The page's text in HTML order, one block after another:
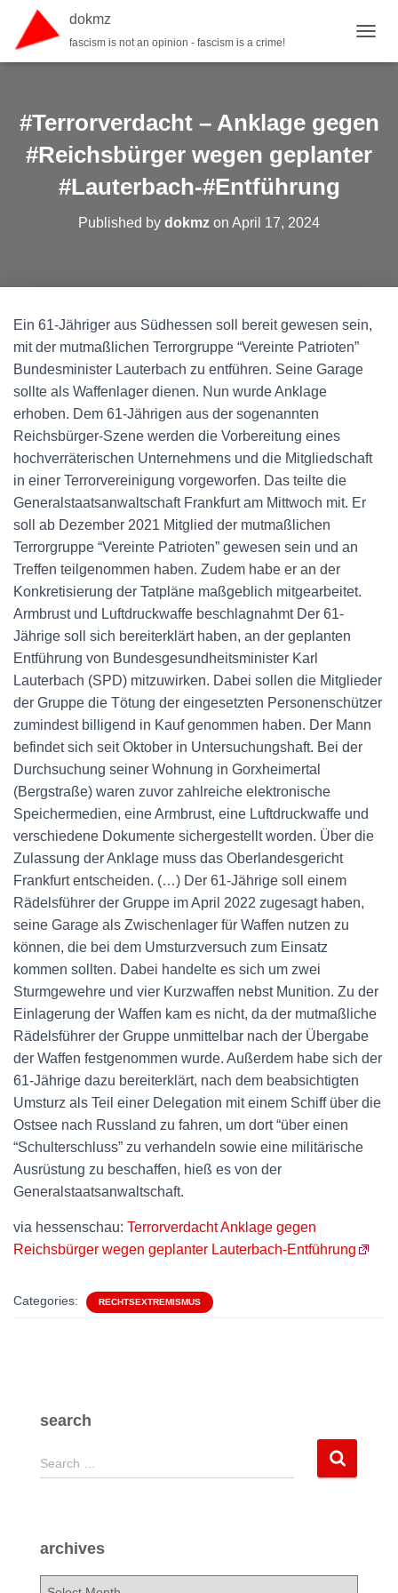
dokmz
fascism is not an opinion - fascism is a crime!
#Terrorverdacht – Anklage gegen
#Reichsbürger wegen geplanter
#Lauterbach-#Entführung
Published by dokmz on April 17, 2024
Ein 61-Jähriger aus Südhessen soll bereit gewesen sein,
mit der mutmaßlichen Terrorgruppe “Vereinte Patrioten”
Bundesminister Lauterbach zu entführen. Seine Garage
sollte als Waffenlager dienen. Nun wurde Anklage
erhoben. Dem 61-Jährigen aus der sogenannten
Reichsbürger-Szene werden die Vorbereitung eines
hochverräterischen Unternehmens und die Mitgliedschaft
in einer Terrorvereinigung vorgeworfen. Das teilte die
Generalstaatsanwaltschaft Frankfurt am Mittwoch mit. Er
soll ab Dezember 2021 Mitglied der mutmaßlichen
Terrorgruppe “Vereinte Patrioten” gewesen sein und an
Treffen teilgenommen haben. Zudem habe er an der
Konkretisierung der Tatpläne maßgeblich mitgearbeitet.
Armbrust und Luftdruckwaffe beschlagnahmt Der 61-
Jährige soll sich bereiterklärt haben, an der geplanten
Entführung von Bundesgesundheitsminister Karl
Lauterbach (SPD) mitzuwirken. Dabei sollen die Mitglieder
der Gruppe die Tötung der eingesetzten Personenschützer
zumindest billigend in Kauf genommen haben. Der Mann
befindet sich seit Oktober in Untersuchungshaft. Bei der
Durchsuchung seiner Wohnung in Gorxheimertal
(Bergstraße) waren zuvor zahlreiche elektronische
Speichermedien, eine Armbrust, eine Luftdruckwaffe und
verschiedene Dokumente sichergestellt worden. Über die
Zulassung der Anklage muss das Oberlandesgericht
Frankfurt entscheiden. (…) Der 61-Jährige soll einem
Rädelsführer der Gruppe im April 2022 zugesagt haben,
seine Garage als Zwischenlager für Waffen nutzen zu
können, die bei dem Umsturzversuch zum Einsatz
kommen sollten. Dabei handelte es sich um zwei
Sturmgewehre und vier Kurzwaffen nebst Munition. Zu der
Einlagerung der Waffen kam es nicht, da der mutmaßliche
Rädelsführer der Gruppe unmittelbar nach der Übergabe
der Waffen festgenommen wurde. Außerdem habe sich der
61-Jährige dazu bereiterklärt, nach dem beabsichtigten
Umsturz als Teil einer Delegation mit einem Schiff über die
Ostsee nach Russland zu fahren, um dort “über einen
“Schulterschluss” zu verhandeln sowie eine militärische
Ausrüstung zu beschaffen, hieß es von der
Generalstaatsanwaltschaft.
via hessenschau: Terrorverdacht Anklage gegen
Reichsbürger wegen geplanter Lauterbach-Entführung
Categories: RECHTSEXTREMISMUS
search
S
e
h
f
Search …
archives